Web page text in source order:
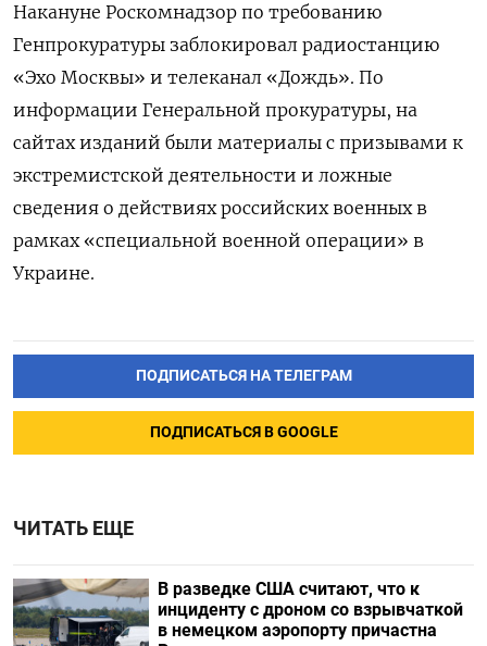
Накануне Роскомнадзор по требованию
Генпрокуратуры заблокировал радиостанцию
«Эхо Москвы» и телеканал «Дождь». По
информации Генеральной прокуратуры, на
сайтах изданий были материалы с призывами к
экстремистской деятельности и ложные
сведения о действиях российских военных в
рамках «специальной военной операции» в
Украине.
ПОДПИСАТЬСЯ НА ТЕЛЕГРАМ
ПОДПИСАТЬСЯ В GOOGLE
ЧИТАТЬ ЕЩЕ
В разведке США считают, что к
инциденту с дроном со взрывчаткой
в немецком аэропорту причастна